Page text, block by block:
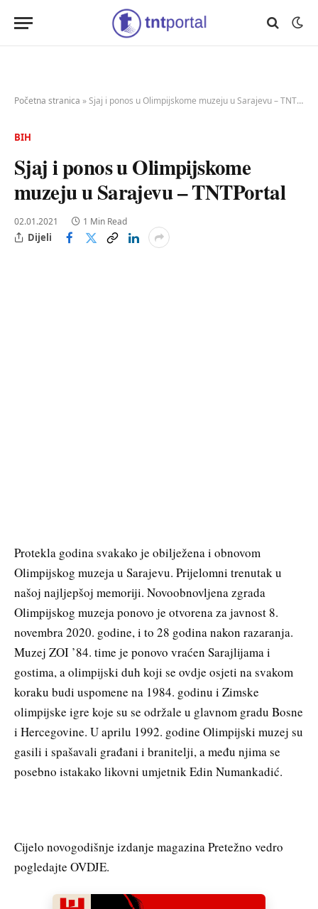
Početna stranica »Sjaj i ponos u Olimpijskome muzeju u Sarajevu – TNTPortal
BIH
Sjaj i ponos u Olimpijskome
muzeju u Sarajevu – TNTPortal
02.01.2021 1 Min Read
Dijeli
Protekla godina svakako je obilježena i obnovom
Olimpijskog muzeja u Sarajevu. Prijelomni trenutak u
našoj najljepšoj memoriji. Novoobnovljena zgrada
Olimpijskog muzeja ponovo je otvorena za javnost 8.
novembra 2020. godine, i to 28 godina nakon razaranja.
Muzej ZOI ’84. time je ponovo vraćen Sarajlijama i
gostima, a olimpijski duh koji se ovdje osjeti na svakom
koraku budi uspomene na 1984. godinu i Zimske
olimpijske igre koje su se održale u glavnom gradu Bosne
i Hercegovine. U aprilu 1992. godine Olimpijski muzej su
gasili i spašavali građani i branitelji, a među njima se
posebno istakako likovni umjetnik Edin Numankadić.
Cijelo novogodišnje izdanje magazina Pretežno vedro
pogledajte OVDJE.